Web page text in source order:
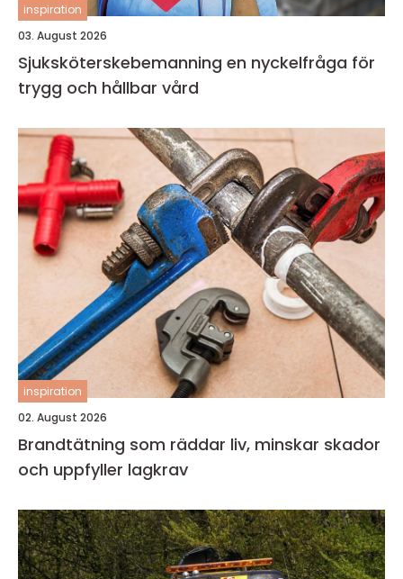
inspiration
03. August 2026
Sjuksköterskebemanning en nyckelfråga för
trygg och hållbar vård
inspiration
02. August 2026
Brandtätning som räddar liv, minskar skador
och uppfyller lagkrav